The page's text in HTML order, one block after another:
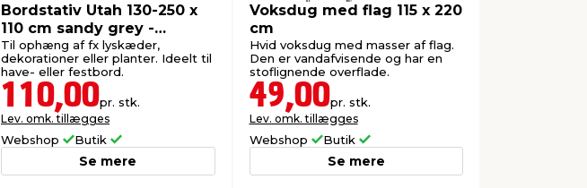
Bordstativ Utah 130-250 x
110 cm sandy grey -
Sunlife®
Til ophæng af fx lyskæder,
dekorationer eller planter. Ideelt til
have- eller festbord.
110,00pr. stk.
Lev. omk. tillægges
Webshop Butik
Se mere
Voksdug med flag 115 x 220
cm
Hvid voksdug med masser af flag.
Den er vandafvisende og har en
stoflignende overflade.
49,00pr. stk.
Lev. omk. tillægges
Webshop Butik
Se mere